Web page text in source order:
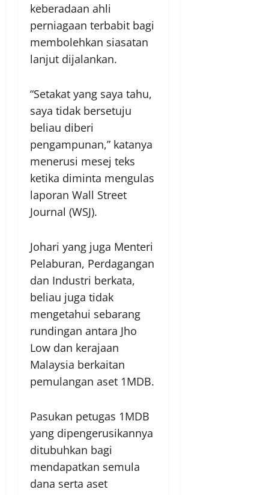
keberadaan ahli
perniagaan terbabit bagi
membolehkan siasatan
lanjut dijalankan.
“Setakat yang saya tahu,
saya tidak bersetuju
beliau diberi
pengampunan,” katanya
menerusi mesej teks
ketika diminta mengulas
laporan Wall Street
Journal (WSJ).
Johari yang juga Menteri
Pelaburan, Perdagangan
dan Industri berkata,
beliau juga tidak
mengetahui sebarang
rundingan antara Jho
Low dan kerajaan
Malaysia berkaitan
pemulangan aset 1MDB.
Pasukan petugas 1MDB
yang dipengerusikannya
ditubuhkan bagi
mendapatkan semula
dana serta aset